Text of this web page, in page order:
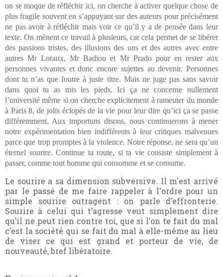
on se moque de réfléchir ici, on cherche à activer quelque chose de
plus fragile souvent en s’appuyant sur des auteurs pour précisément
ne pas avoir à réfléchir mais voir ce qu’il y a de pensée dans leur
texte. On mènent ce travail à plusieurs, car cela permet de se libérer
des passions tristes, des illusions des uns et des autres avec entre
autres Mr Loraux, Mr Badiou et Mr Prado pour en rester aux
personnes vivantes et donc encore sujettes au devenir. Personnes
dont tu n’as que foutre à juste titre. Mais ne juge pas sans savoir
dans quoi tu as mis les pieds. Ici ça ne concerne nullement
l’université même si on cherche explicitement à rameuter du monde
à Paris 8, de jolis éclopés de la vie pour leur dire qu’ici ça se passe
différemment. Aux importuns disons, nous continuerons à mener
notre expérimentation bien indifférents à leur critiques malvenues
parce que trop promptes à la violence. Notre réponse, ne sera qu’un
éternel sourire. Continue ta route, si ta vie consiste simplement à
passer, comme tout homme qui consomme et se consume.
Le sourire a sa dimension subversive. Il m'est arrivé
par le passé de me faire rappeler à l'ordre pour un
simple sourire outragent : on parle d’effronterie.
Sourire à celui qui t’agresse veut simplement dire
qu’il ne peut rien contre toi, que si l’on te fait du mal
c’est la société qui se fait du mal à elle-même au lieu
de viser ce qui est grand et porteur de vie, de
nouveauté, bref libératoire.